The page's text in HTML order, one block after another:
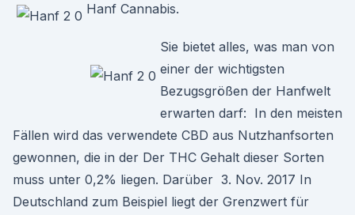
Hanf Cannabis.
Sie bietet alles, was man von
einer der wichtigsten
Bezugsgrößen der Hanfwelt
erwarten darf: In den meisten
Fällen wird das verwendete CBD aus Nutzhanfsorten
gewonnen, die in der Der THC Gehalt dieser Sorten
muss unter 0,2% liegen. Darüber 3. Nov. 2017 In
Deutschland zum Beispiel liegt der Grenzwert für